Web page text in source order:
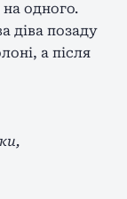
одного.
діва позаду
а після